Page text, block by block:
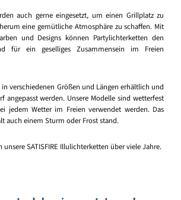
auch gerne eingesetzt, um einen Grillplatz zu
eine gemütliche Atmosphäre zu schaffen. Mit
und Designs können Partylichterketten den
für ein geselliges Zusammensein im Freien
verschiedenen Größen und Längen erhältlich und
angepasst werden. Unsere Modelle sind wetterfest
jedem Wetter im Freien verwendet werden. Das
auch einem Sturm oder Frost stand.
unsere SATISFIRE Illulichterketten über viele Jahre.